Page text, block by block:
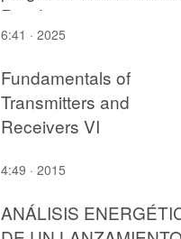
Reader ®
6:41 · 2025
Fundamentals of
Transmitters and
Receivers VI
4:49 · 2015
ANÁLISIS